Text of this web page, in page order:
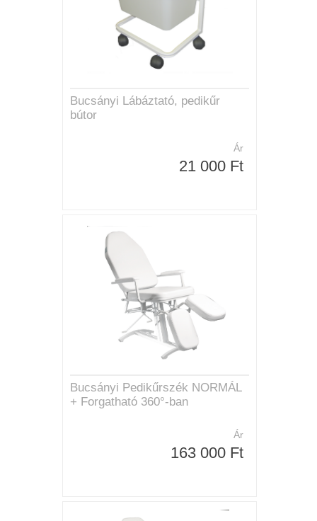
Bucsányi Lábáztató, pedikűr
bútor
Ár
21 000 Ft
Bucsányi Pedikűrszék NORMÁL
+ Forgatható 360°-ban
Ár
163 000 Ft